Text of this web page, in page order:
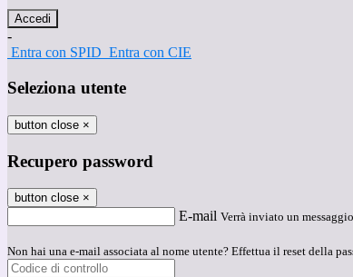
-
Entra con SPID Entra con CIE
Seleziona utente
button close ×
Recupero password
button close ×
E-mail Verrà inviato un
Non hai una e-mail associata al nome utente? Effettua il reset della